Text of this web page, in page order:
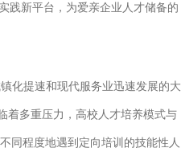
践新平台，为爱亲企业人才储备的
化提速和现代服务业迅速发展的大
着多重压力，高校人才培养模式与
同程度地遇到定向培训的技能性人